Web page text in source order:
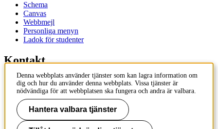
Schema
Canvas
Webbmejl
Personliga menyn
Ladok för studenter
Kontakt
Kontakta utbildningsprogram
Kontakta kurs
IT-support
KTH Entré
Denna webbplats använder tjänster som kan lagra information om
dig och hur du använder denna webbplats. Vissa tjänster är
nödvändiga för att webbplatsen ska fungera och andra är valbara.
Hantera valbara tjänster